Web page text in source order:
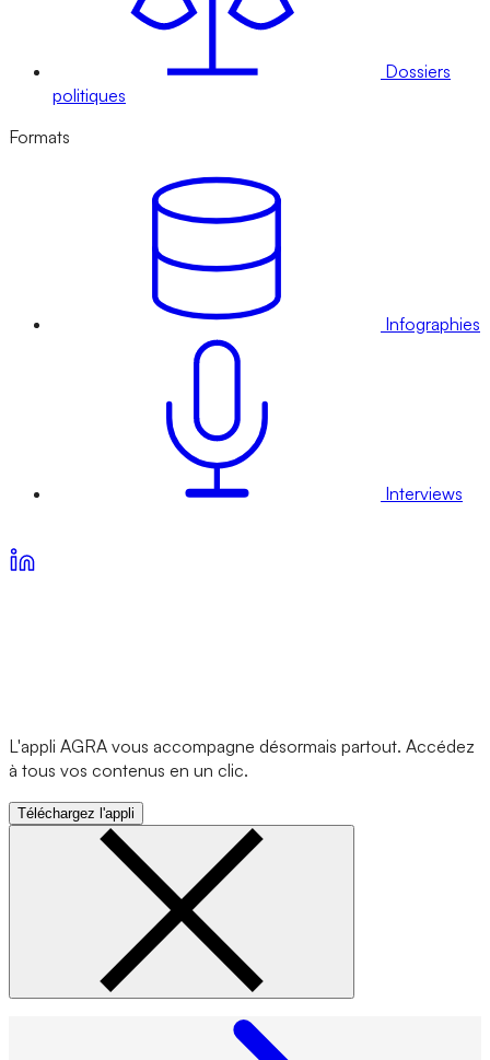
Dossiers
politiques
Formats
Infographies
Interviews
L'appli AGRA vous accompagne désormais partout. Accédez
à tous vos contenus en un clic.
Téléchargez l'appli